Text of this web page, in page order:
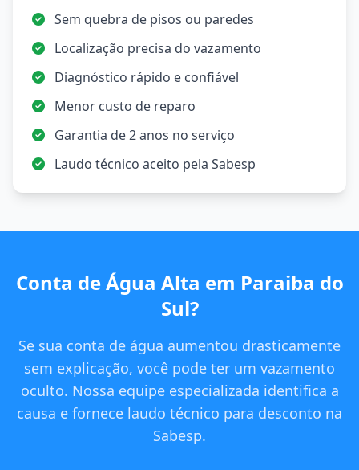
Sem quebra de pisos ou paredes
Localização precisa do vazamento
Diagnóstico rápido e confiável
Menor custo de reparo
Garantia de 2 anos no serviço
Laudo técnico aceito pela Sabesp
Conta de Água Alta em Paraiba do
Sul?
Se sua conta de água aumentou drasticamente
sem explicação, você pode ter um vazamento
oculto. Nossa equipe especializada identifica a
causa e fornece laudo técnico para desconto na
Sabesp.